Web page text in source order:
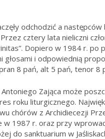
odchodzić a następców
cztery lata nieliczni
Dopiero w 1984 r. po
głosami i odpowiednią
8 pań, alt 5 pań, tenor 8
Zająca może
roku liturgicznego.
chórów z Archidiecezji
w 1987 r. oraz przy
do sanktuarium w